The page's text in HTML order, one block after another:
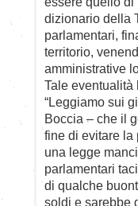
dizionario della
parlamentari,
territorio,
amministrative
Tale
“Leggiamo sui
Boccia – che il
fine di evitare la
una legge
parlamentari
di qualche
soldi e sarebbe